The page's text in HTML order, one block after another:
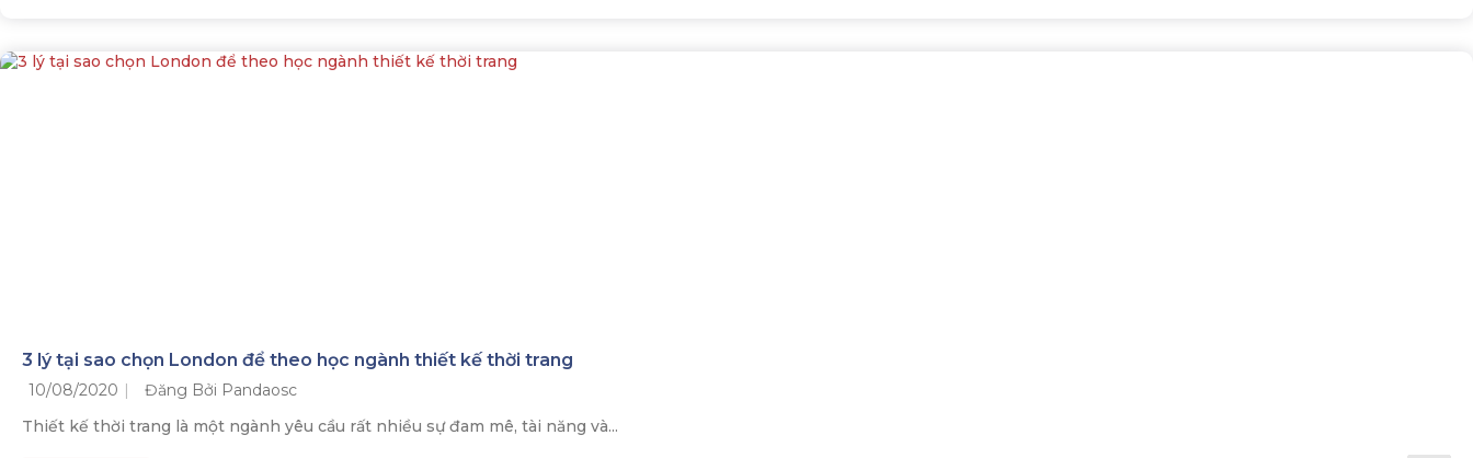
3 lý tại sao chọn London để theo học ngành thiết kế thời trang
10/08/2020
Đăng Bởi Pandaosc
Thiết kế thời trang là một ngành yêu cầu rất nhiều sự đam mê, tài năng và...